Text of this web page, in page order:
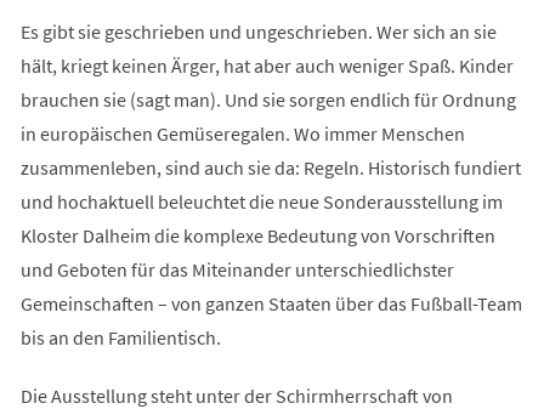
Es gibt sie geschrieben und ungeschrieben. Wer sich an sie
hält, kriegt keinen Ärger, hat aber auch weniger Spaß. Kinder
brauchen sie (sagt man). Und sie sorgen endlich für Ordnung
in europäischen Gemüseregalen. Wo immer Menschen
zusammenleben, sind auch sie da: Regeln. Historisch fundiert
und hochaktuell beleuchtet die neue Sonderausstellung im
Kloster Dalheim die komplexe Bedeutung von Vorschriften
und Geboten für das Miteinander unterschiedlichster
Gemeinschaften – von ganzen Staaten über das Fußball-Team
bis an den Familientisch.
Die Ausstellung steht unter der Schirmherrschaft von